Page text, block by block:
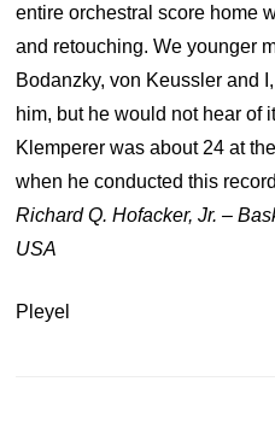
entire orchestral score home
and retouching. We younger
Bodanzky, von Keussler and
him, but he would not hear of
Klemperer was about 24 at
when he conducted this
Richard Q. Hofacker, Jr. –
USA
Pleyel